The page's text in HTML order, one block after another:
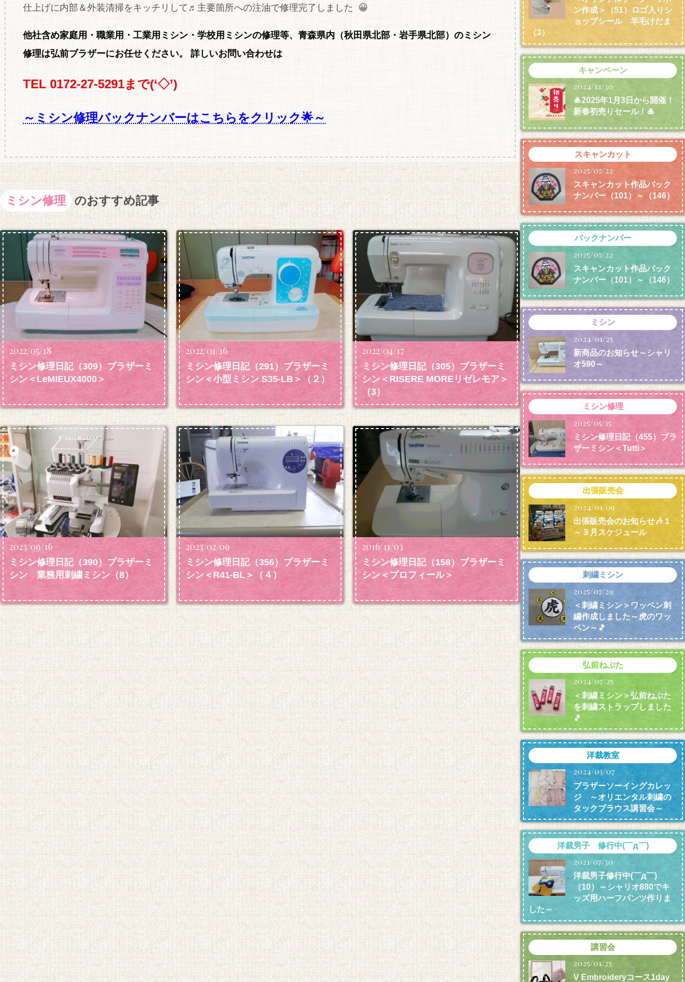
仕上げに内部＆外装清掃をキッチリして♬主要箇所への注油で修理完了しました 😀
他社含め家庭用・職業用・工業用ミシン・学校用ミシンの修理等、青森県内（秋田県北部・岩手県北部）のミシン
修理は弘前ブラザーにお任せください。
詳しいお問い合わせは
TEL 0172-27-5291まで(‘◇’)ゞ
～ミシン修理バックナンバーはこちらをクリック🌟～
ミシン修理 のおすすめ記事
2022/05/18
ミシン修理日記（309）ブラザーミ
シン＜LeMIEUX4000＞
2022/01/16
ミシン修理日記（291）ブラザーミ
シン＜小型ミシン S35-LB＞（２）
2022/04/17
ミシン修理日記（305）ブラザーミ
シン＜RISERE MOREリゼレモア＞
（3）
2023/09/16
ミシン修理日記（390）ブラザーミ
シン 業務用刺繍ミシン （8）
2023/02/09
ミシン修理日記（356）ブラザーミ
シン＜R41-BL＞（４）
2016/11/03
ミシン修理日記（158）ブラザーミ
シン＜プロフィール＞
ン作成＞（51）ロゴ入りシ
ョップシール 羊毛けだま
（3）
キャンペーン
2024/12/30
🎍2025年1月3日から開催！
新春初売りセール！🎍
スキャンカット
2025/07/22
スキャンカット作品バック
ナンバー（101）～（146）
バックナンバー
2025/07/22
スキャンカット作品バック
ナンバー（101）～（146）
ミシン
2024/01/25
新商品のお知らせ～シャリ
オ590～
ミシン修理
2025/05/15
ミシン修理日記（455）ブラ
ザーミシン＜Tutti＞
出張販売会
2024/01/09
出張販売会のお知らせ🎶１
～３月スケジュール
刺繍ミシン
2025/07/29
＜刺繍ミシン＞ワッペン刺
繍作成しました～虎のワッ
ペン～🎵
弘前ねぷた
2024/07/25
＜刺繍ミシン＞弘前ねぷた
を刺繍ストラップしました
🎵
洋裁教室
2024/03/07
ブラザーソーイングカレッ
ジ ～オリエンタル刺繍の
タックブラウス講習会～
洋裁男子 修行中(￣д￣)
2021/07/30
洋裁男子修行中(￣д￣)
（10）～シャリオ880でキ
ッズ用ハーフパンツ作りま
した～
講習会
2025/01/25
V Embroideryコース1day